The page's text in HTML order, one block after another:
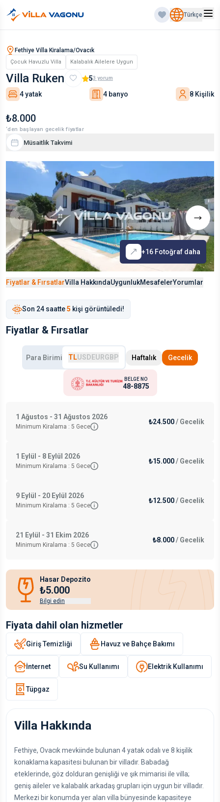
Türkçe
Fethiye Villa Kiralama/Ovacık
Çocuk Havuzlu Villa Kalabalık Ailelere Uygun
Villa Ruken 53 yorum
4 yatak 4 banyo 8 Kişilik
₺8.000
‘den başlayan gecelik fiyatlar
Müsaitlik Takvimi
+16 Fotoğraf daha
Fiyatlar & FırsatlarVilla HakkındaUygunlukMesafelerYorumlar
Son 24 saatte5 kişi görüntüledi!
Fiyatlar & Fırsatlar
Para Birimi TLUSD EURGBP Haftalık Gecelik
BELGE NO
48-8875
1 Ağustos - 31 Ağustos 2026
Minimum Kiralama : 5 Gece
₺24.500/ Gecelik
1 Eylül - 8 Eylül 2026
Minimum Kiralama : 5 Gece
₺15.000/ Gecelik
9 Eylül - 20 Eylül 2026
Minimum Kiralama : 5 Gece
₺12.500/ Gecelik
21 Eylül - 31 Ekim 2026
Minimum Kiralama : 5 Gece
₺8.000/ Gecelik
Hasar Depozito
₺5.000
Bilgi edin
Fiyata dahil olan hizmetler
Giriş Temizliği Havuz ve Bahçe Bakımı
İnternet Su Kullanımı Elektrik Kullanımı
Tüpgaz
Villa Hakkında
Fethiye, Ovacık mevkiinde bulunan 4 yatak odalı ve 8 kişilik
konaklama kapasitesi bulunan bir villadır. Babadağ
eteklerinde, göz dolduran genişliği ve şık mimarisi ile villa;
geniş aileler ve kalabalık arkadaş grupları için uygun bir villadır.
Merkezi bir konumda yer alan villa bünyesinde kapasiteye